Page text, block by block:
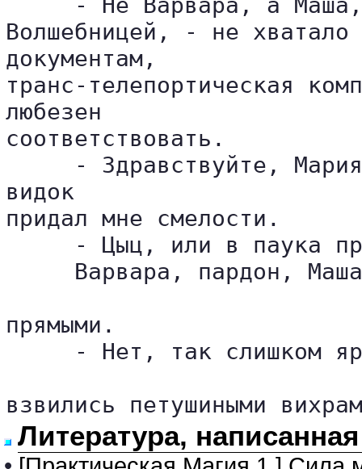
Волшебницей, - не хватало
документам,
транс-телепортическая
любезен
соответствовать.
- Здравствуйте,
видок
придал мне смелости.
- Цыц, или в паука
Варвара, пардон,
прямыми.
- Нет, так слишком
взвились петушиными
Литература,